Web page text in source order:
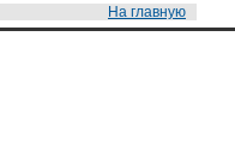
На главную